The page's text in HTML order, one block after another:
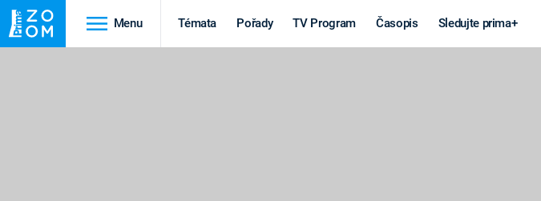
Menu Témata Pořady TV Program Časopis Sledujte prima+